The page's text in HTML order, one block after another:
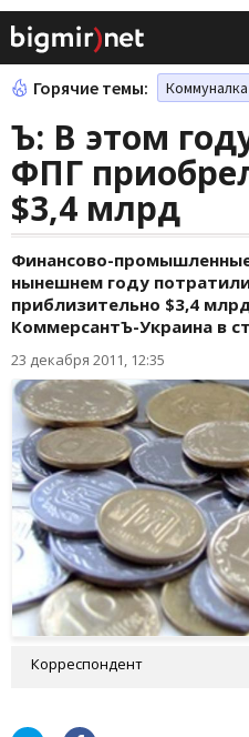
Горячие темы: Коммуналка
Ъ: В этом
ФПГ
$3,4 млрд
Финансово-
нынешнем году
приблизительно $3,4
КоммерсантЪ-Украина в
23 декабря 2011, 12:35
Корреспондент